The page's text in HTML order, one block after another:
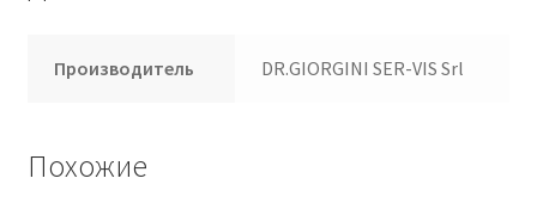
Производитель DR.GIORGINI SER-VIS Srl
Похожие